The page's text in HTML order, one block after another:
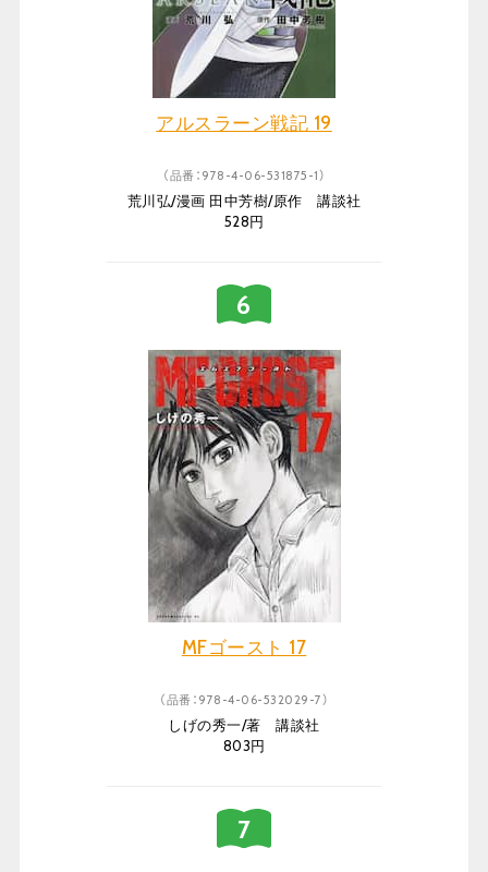
アルスラーン戦記 19
（品番：978-4-06-531875-1）
荒川弘/漫画 田中芳樹/原作 講談社
528円
MFゴースト 17
（品番：978-4-06-532029-7）
しげの秀一/著 講談社
803円